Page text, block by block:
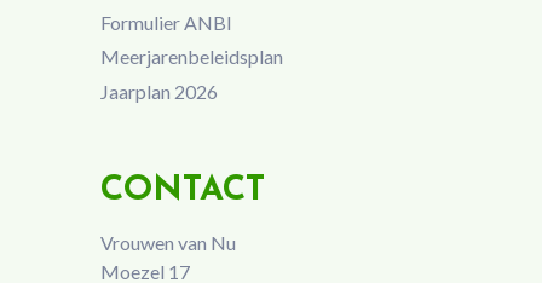
Formulier ANBI
Meerjarenbeleidsplan
Jaarplan 2026
CONTACT
Vrouwen van Nu
Moezel 17